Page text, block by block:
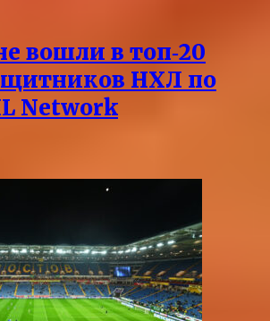
вошли в топ‑20
НХЛ по
Network